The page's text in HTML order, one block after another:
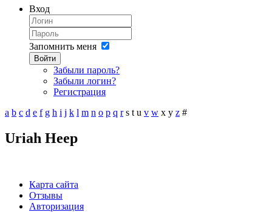
Вход
Запомнить меня
Войти
Забыли пароль?
Забыли логин?
Регистрация
a b c d e f g h i j k l m n o p q r s t u v w x y z #
Uriah Heep
Карта сайта
Отзывы
Авторизация